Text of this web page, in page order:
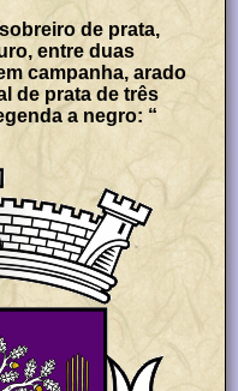
de prata,
entre duas
campanha, arado
de prata de três
a negro: “